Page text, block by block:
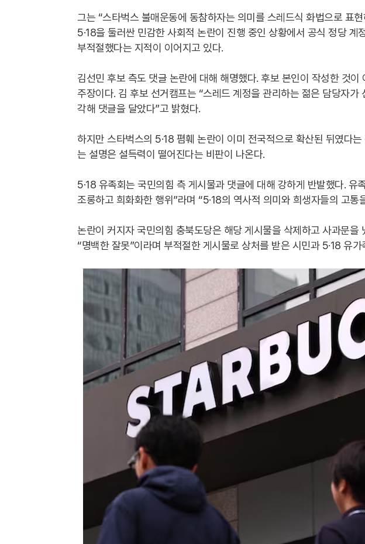
그는 “스타벅스 불매운동에 동참하자는 의미를 스레드식 화법으로 표
5·18을 둘러싼 민감한 사회적 논란이 진행 중인 상황에서 공식 정당 계
부적절했다는 지적이 이어지고 있다.
김선민 후보 측도 댓글 논란에 대해 해명했다. 후보 본인이 작성한 것
주장이다. 김 후보 선거캠프는 “스레드 계정을 관리하는 젊은 담당자가
각해 댓글을 달았다”고 밝혔다.
하지만 스타벅스의 5·18 폄훼 논란이 이미 전국적으로 확산된 뒤였다
는 설명은 설득력이 떨어진다는 비판이 나온다.
5·18 유족회는 국민의힘 측 게시물과 댓글에 대해 강하게 반발했다. 유
조롱하고 희화화한 행위”라며 “5·18의 역사적 의미와 희생자들의 고통
논란이 커지자 국민의힘 충북도당은 해당 게시물을 삭제하고 사과문을
“명백한 잘못”이라며 부적절한 게시물로 상처를 받은 시민과 5·18 유